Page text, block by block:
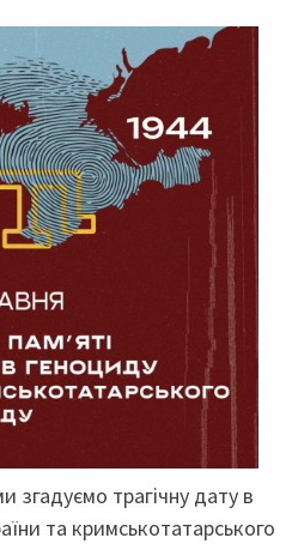
згадуємо трагічну дату в
та кримськотатарського